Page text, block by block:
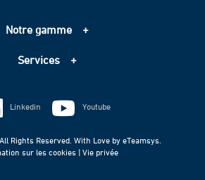
de performance CO2
Notre gamme
Assainissement
Techniques spéciales
Services
sur les cookies
Vie privée
Rights Reserved. With Love by eTeamsys.
sur les cookies | Vie privée
Linkedin Youtube